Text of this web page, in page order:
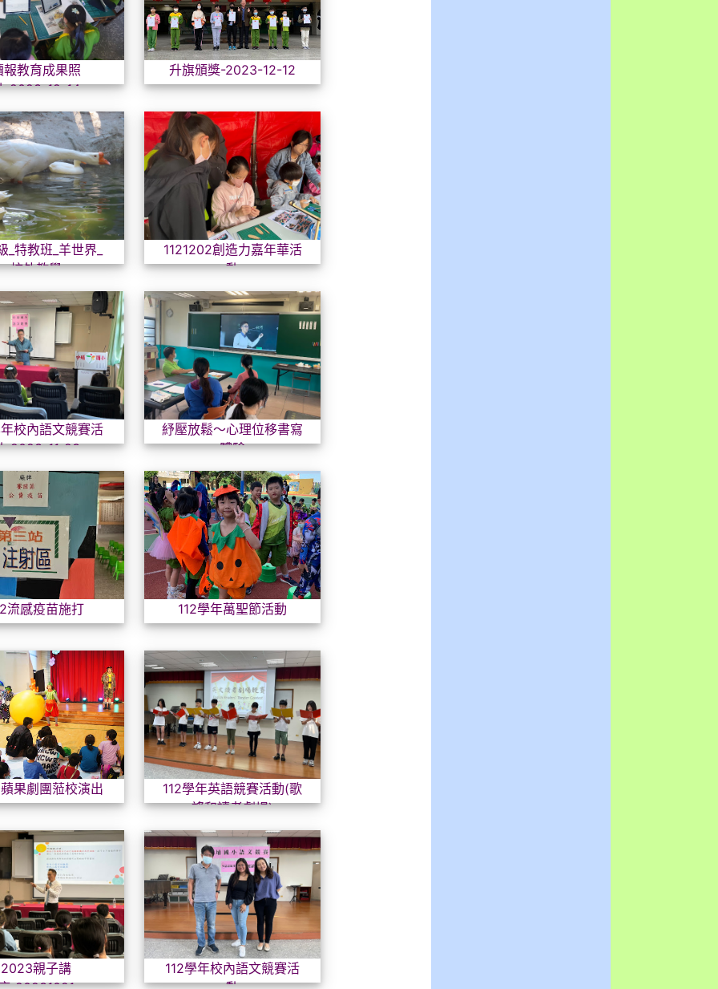
報教育成果照
-2023-12-14
升旗頒獎-2023-12-12
低年級_特教班_羊世界_校外教學
_特教班_羊世界_
校外教學
1121202創造力嘉年華活
動
112學年校內語文競賽活動-2023-11-23
校內語文競賽活
-2023-11-23
紓壓放鬆～心理位移書寫體驗
紓壓放鬆～心理位移書寫
體驗
112流感疫苗施打
流感疫苗施打
112學年萬聖節活動
112學年萬聖節活動
2023蘋果劇團蒞校演出
果劇團蒞校演出
112學年英語競賽活動(歌謠和讀者劇場)
112學年英語競賽活動(歌
謠和讀者劇場)
2023親子講座-20231021
2023親子講
112學年校內語文競賽活動
112學年校內語文競賽活